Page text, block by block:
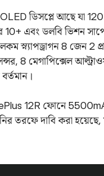
ডিসপ্লে আছে যা
এবং ডলবি ভিশন
স্ন্যাপড্রাগন 8 জেন 2
8 মেগাপিক্সেল
12R ফোনে
তরফে দাবি করা